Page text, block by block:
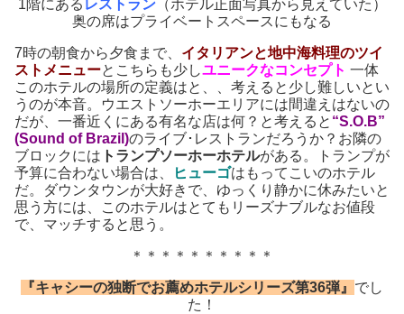
1階にある レストラン（ホテル正面写真から見えていた）
奥の席はプライベートスペースにもなる
7時の朝食から夕食まで、 イタリアンと地中海料理のツイ
ストメニューとこちらも少しユニークなコンセプト 一体
このホテルの場所の定義はと、、考えると少し難しいとい
うのが本音。ウエストソーホーエリアには間違えはないの
だが、一番近くにある有名な店は何？と考えると “S.O.B”
(Sound of Brazil)のライブ･レストランだろうか？お隣の
ブロックには トランプソーホーホテルがある。トランプが
予算に合わない場合は、
ヒューゴはもってこいのホテル
だ。ダウンタウンが大好きで、ゆっくり静かに休みたいと
思う方には、このホテルはとてもリーズナブルなお値段
で、マッチすると思う。
＊＊＊＊＊＊＊＊＊＊
『キャシーの独断でお薦めホテルシリーズ第36弾』 でし
た！